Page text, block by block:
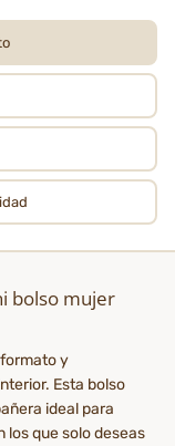
bolso mujer
y
Esta bolso
ideal para
los que solo deseas